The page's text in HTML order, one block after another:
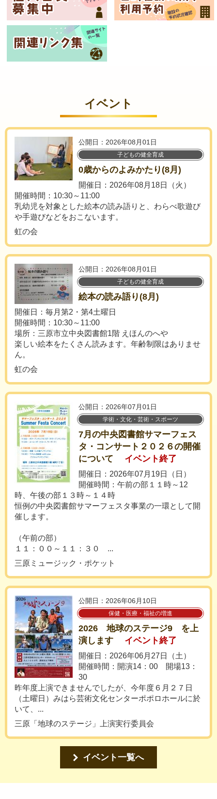
イベント
公開日：2026年08月01日
子どもの健全育成
0歳からのよみかたり(8月)
開催日：2026年08月18日（火）
開催時間：10:30～11:00
乳幼児を対象とした絵本の読み語りと、わらべ歌遊び
や手遊びなどをおこないます。
虹の会
公開日：2026年08月01日
子どもの健全育成
絵本の読み語り(8月)
開催日：毎月第2・第4土曜日
開催時間：10:30～11:00
場所：三原市立中央図書館1階 えほんのへや
楽しい絵本をたくさん読みます。年齢制限はありませ
ん。
虹の会
公開日：2026年07月01日
学術・文化・芸術・スポーツ
7月の中央図書館サマーフェス
タ・コンサート２０２６の開催
について
イベント終了
開催日：2026年07月19日（日）
開催時間：午前の部１１時～12
時、午後の部１３時～１４時
恒例の中央図書館サマーフェスタ事業の一環として開
催します。
（午前の部）
１１：００～１１：３０ ...
三原ミュージック・ポケット
公開日：2026年06月10日
保健・医療・福祉の増進
2026 地球のステージ9 を上
演します
イベント終了
開催日：2026年06月27日（土）
開催時間：開演14：00 開場13：
30
昨年度上演できませんでしたが、今年度６月２７日
（土曜日）みはら芸術文化センターポポロホールに於
いて、...
三原「地球のステージ」上演実行委員会
イベント一覧へ